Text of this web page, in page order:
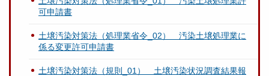
可申請書
土壌汚染対策法（処理業省令_02） 汚染土壌処理業に
係る変更許可申請書
土壌汚染対策法（規則_01） 土壌汚染状況調査結果報